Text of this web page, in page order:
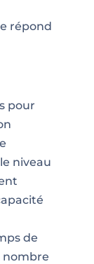
répond
pour
niveau
de
nombre